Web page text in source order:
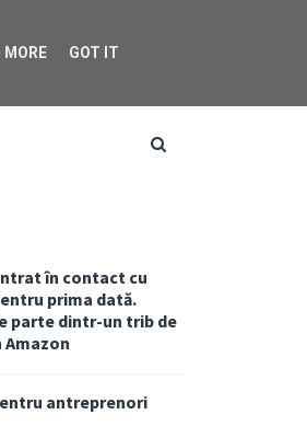
în contact cu
prima dată.
parte dintr-un trib de
Amazon
antreprenori
MORE GOT IT